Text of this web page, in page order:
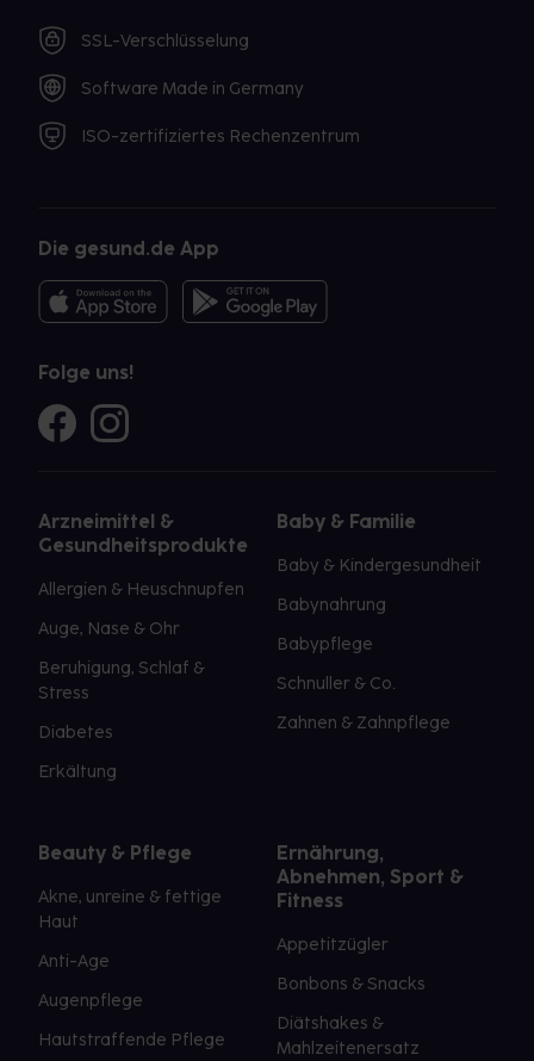
SSL-Verschlüsselung
Software Made in Germany
ISO-zertifiziertes Rechenzentrum
Die gesund.de App
Folge uns!
Arzneimittel &
Gesundheitsprodukte
Allergien & Heuschnupfen
Auge, Nase & Ohr
Beruhigung, Schlaf &
Stress
Diabetes
Erkältung
Baby & Familie
Baby & Kindergesundheit
Babynahrung
Babypflege
Schnuller & Co.
Zahnen & Zahnpflege
Beauty & Pflege
Akne, unreine & fettige
Haut
Anti-Age
Augenpflege
Hautstraffende Pflege
Ernährung,
Abnehmen, Sport &
Fitness
Appetitzügler
Bonbons & Snacks
Diätshakes &
Mahlzeitenersatz